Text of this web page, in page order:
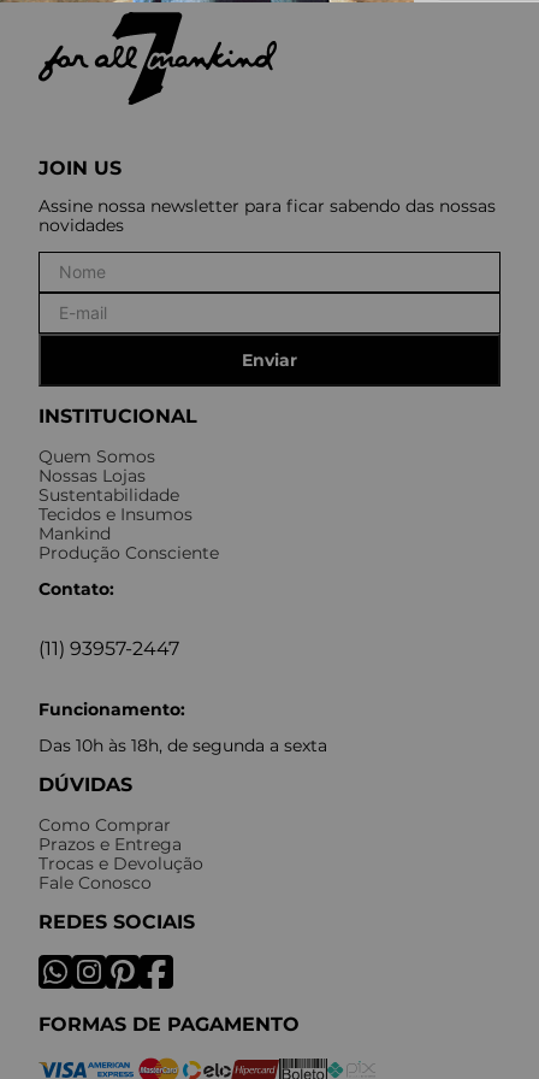
INSTITUCIONAL
Quem Somos
Nossas Lojas
Sustentabilidade
Tecidos e Insumos
Mankind
Produção Consciente
Contato:
(11) 93957-2447
Funcionamento:
Das 10h às 18h, de segunda a sexta
DÚVIDAS
Como Comprar
Prazos e Entrega
Trocas e Devolução
Fale Conosco
REDES SOCIAIS
FORMAS DE PAGAMENTO
JOIN US
Assine nossa newsletter para ficar sabendo das nossas
novidades
Enviar